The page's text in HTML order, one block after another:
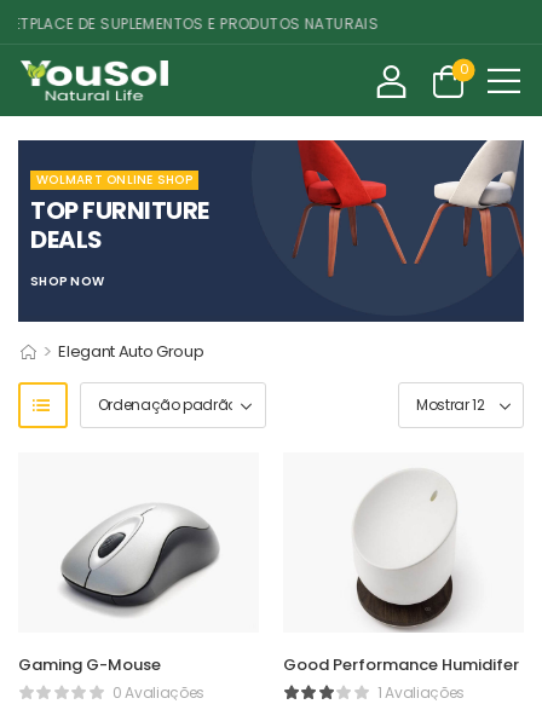
DE SUPLEMENTOS E PRODUTOS NATURAIS
0
WOLMART ONLINE SHOP
TOP FURNITURE
DEALS
SHOP NOW
> Elegant Auto Group
Gaming G-Mouse
0 Avaliações
Good Performance Humidifer
1 Avaliações